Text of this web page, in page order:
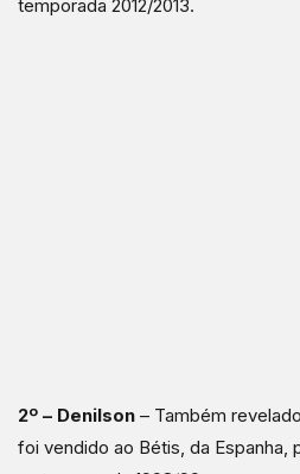
temporada 2012/2013.
2º – Denilson – Também
foi vendido ao Bétis, da Espanha,